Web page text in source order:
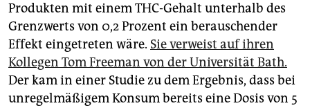
Produkten mit einem THC-Gehalt unterhalb des
Grenzwerts von 0,2 Prozent ein berauschender
Effekt eingetreten wäre. Sie verweist auf ihren
Kollegen Tom Freeman von der Universität Bath.
Der kam in einer Studie zu dem Ergebnis, dass bei
unregelmäßigem Konsum bereits eine Dosis von 5